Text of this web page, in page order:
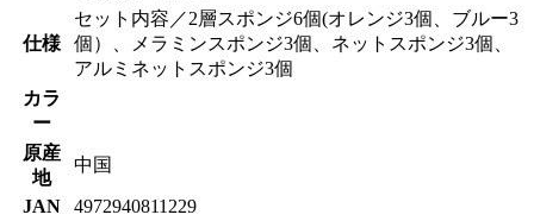
仕様
セット内容／2層スポンジ6個(オレンジ3個、ブルー3
個）、メラミンスポンジ3個、ネットスポンジ3個、
アルミネットスポンジ3個
カラ
ー
原産
地
中国
JAN
4972940811229